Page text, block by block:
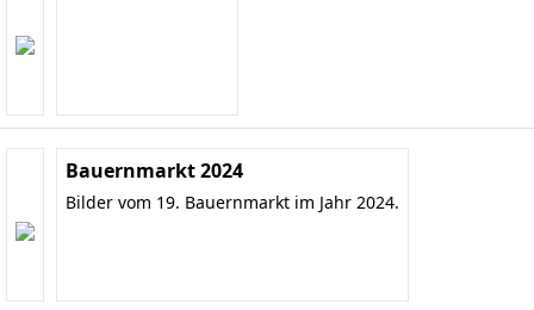
Bauernmarkt 2024
Bilder vom 19. Bauernmarkt im Jahr 2024.